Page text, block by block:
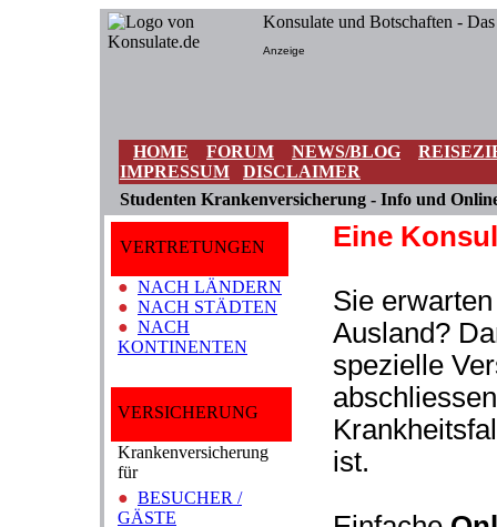
Konsulate und Botschaften -
Anzeige
HOME FORUM NEWS/BLOG
IMPRESSUM
DISCLAIMER
Studenten Krankenversicherung - Info und
VERTRETUNGEN
● NACH LÄNDERN
● NACH STÄDTEN
● NACH
KONTINENTEN
VERSICHERUNG
Krankenversicherung
für
● BESUCHER /
GÄSTE
Eine
Sie
Ausland?
spezielle
ist.